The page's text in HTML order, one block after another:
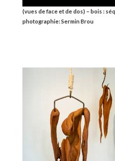
(vues de face et de dos) – bois :
photographie: Sermin Brou